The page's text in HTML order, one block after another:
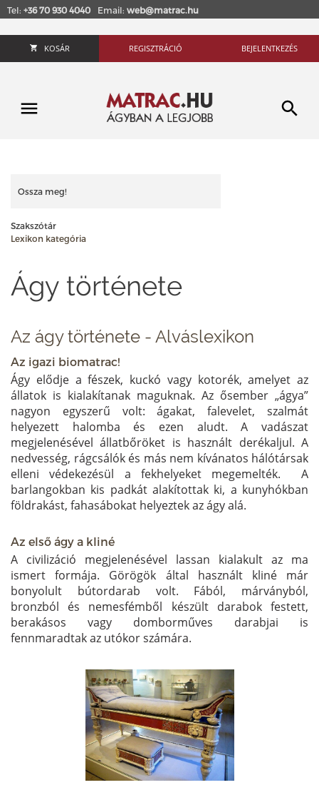
Tel: +36 70 930 4040 Email: web@matrac.hu
KOSÁR REGISZTRÁCIÓ BEJELENTKEZÉS
Ossza meg!
Szakszótár
Lexikon kategória
Ágy története
Az ágy története - Alváslexikon
Az igazi biomatrac!
Ágy elődje a fészek, kuckó vagy kotorék, amelyet az
állatok is kialakítanak maguknak. Az ősember „ágya”
nagyon egyszerű volt: ágakat, falevelet, szalmát
helyezett halomba és ezen aludt. A vadászat
megjelenésével állatbőröket is használt derékaljul. A
nedvesség, rágcsálók és más nem kívánatos hálótársak
elleni védekezésül a fekhelyeket megemelték. A
barlangokban kis padkát alakítottak ki, a kunyhókban
földrakást, fahasábokat helyeztek az ágy alá.
Az első ágy a kliné
A civilizáció megjelenésével lassan kialakult az ma
ismert formája. Görögök által használt kliné már
bonyolult bútordarab volt. Fából, márványból,
bronzból és nemesfémből készült darabok festett,
berakásos vagy domborműves darabjai is
fennmaradtak az utókor számára.